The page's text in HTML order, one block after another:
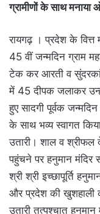
ग्रामीणों के साथ मनाया
रायगढ़ । प्रदेश के वित्त
45 वीं जन्मदिन ग्राम
टेक कर आरती व
में 45 दीपक जलाकर
हुए सादगी पूर्वक
के साथ भव्य स्वागत
उतारी। शाल व श्रीफल
पहुंचने पर हनुमान मंदिर
श्री श्री इच्छापूर्ति
और प्रदेश की खुशहाली
उतारी तत्पश्चात